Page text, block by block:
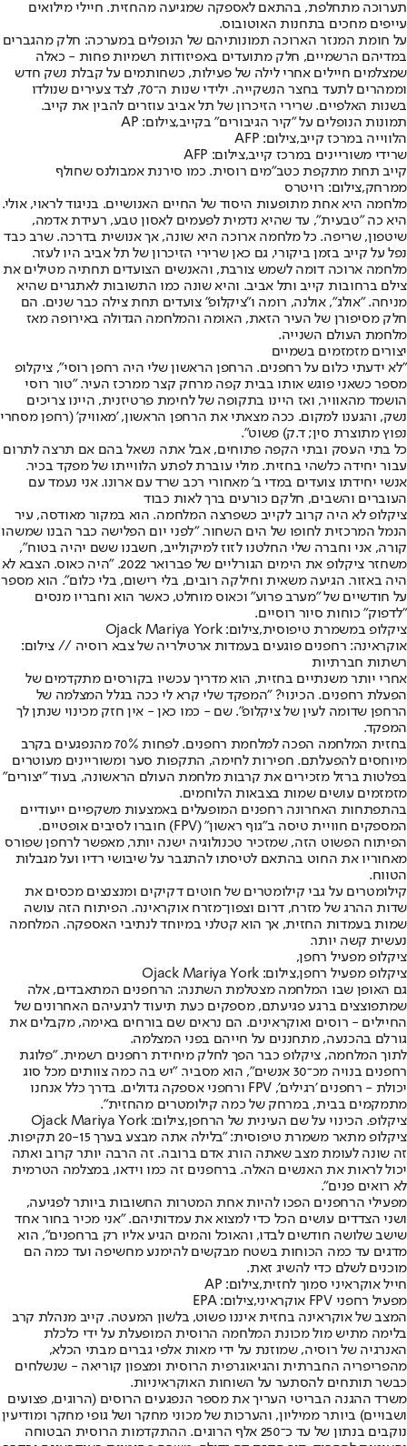
תערוכה מתחלפת, בהתאם לאספקה שמגיעה מהחזית. חיילי מילואים
עייפים מחכים בתחנות האוטובוס.
על חומת המנזר הארוכה תמונותיהם של הנופלים במערכה: חלק מהגברים
במדיהם הרשמיים, חלק מתועדים באפיזודות רשמיות פחות - כאלה
שמצלמים חיילים אחרי לילה של פעילות, כשחותמים על קבלת נשק חדש
וממהרים לתעד בחצר הנשקייה. ילידי שנות ה־70, לצד צעירים שנולדו
בשנות האלפיים. שרירי הזיכרון של תל אביב עוזרים להבין את קייב.
תמונות הנופלים על "קיר הגיבורים" בקייב,צילום: AP
הלווייה במרכז קייב,צילום: AFP
שרידי משוריינים במרכז קייב,צילום: AFP
קייב תחת מתקפת כטב"מים רוסית. כמו סירנת אמבולנס שחולף
ממרחק,צילום: רויטרס
מלחמה היא אחת מתופעות היסוד של החיים האנושיים. בניגוד לראוי, אולי.
היא כה "טבעית", עד שהיא נדמית לפעמים לאסון טבע, רעידת אדמה,
שיטפון, שריפה. כל מלחמה ארוכה היא שונה, אך אנושית בדרכה. שרב כבד
נפל על קייב בזמן ביקורי, גם כאן שרירי הזיכרון של תל אביב היו לעזר.
מלחמה ארוכה דומה לשמש צורבת, והאנשים הצועדים תחתיה מטילים את
צילם ברחובות קייב ותל אביב. והיא שונה כמו התשובות לאתגרים שהיא
מניחה. "אולג", אולנה, רומה ו"ציקלופ" צועדים תחת צילה כבר שנים. הם
חלק מסיפורן של העיר הזאת, האומה והמלחמה הגדולה באירופה מאז
מלחמת העולם השנייה.
יצורים מזמזמים בשמיים
"לא ידעתי כלום על רחפנים. הרחפן הראשון שלי היה רחפן רוסי", ציקלופ
מספר כשאני פוגש אותו בבית קפה מרחק קצר ממרכז העיר. "טור רוסי
הושמד מהאוויר, ואז היינו בתקופה של לחימת פרטיזנית, היינו צריכים
נשק, והגענו למקום. ככה מצאתי את הרחפן הראשון, 'מאוויק' (רחפן מסחרי
נפוץ מתוצרת סין; ד.ק) פשוט".
כל בתי העסק ובתי הקפה פתוחים, אבל אתה נשאל בהם אם תרצה לתרום
עבור יחידה כלשהי בחזית. מולי עוברת לפתע הלווייתו של מפקד בכיר.
אנשי יחידתו צועדים במדי ב' מאחורי רכב שרד עם ארונו. אני נעמד עם
העוברים והשבים, חלקם כורעים ברך לאות כבוד
ציקלופ לא היה קרוב לקייב כשפרצה המלחמה. הוא במקור מאודסה, עיר
הנמל המרכזית לחופו של הים השחור. "לפני יום הפלישה כבר הבנו שמשהו
קורה, אני וחברה שלי החלטנו לזוז למיקולייב, חשבנו ששם יהיה בטוח",
משחזר ציקלופ את הימים הגורליים של פברואר 2022. "היה כאוס. הצבא לא
היה באזור. הגיעה משאית וחילקה רובים, בלי רישום, בלי כלום". הוא מספר
על חודשיים של "מערב פרוע" וכאוס מוחלט, כאשר הוא וחבריו מנסים
"לדפוק" כוחות סיור רוסיים.
ציקלופ במשמרת טיפוסית,צילום: Ojack Mariya York
אוקראינה: רחפנים פוגעים בעמדות ארטילריה של צבא רוסיה // צילום:
רשתות חברתיות
אחרי יותר משנתיים בחזית, הוא מדריך עכשיו בקורסים מתקדמים של
הפעלת רחפנים. הכינוי? "המפקד שלי קרא לי ככה בגלל המצלמה של
הרחפן שדומה לעין של ציקלופ". שם - כמו כאן - אין חזק מכינוי שנתן לך
המפקד.
בחזית המלחמה הפכה למלחמת רחפנים. לפחות 70% מהנפגעים בקרב
מיוחסים להפעלתם. חפירות לחימה, התקפות סער ומשוריינים מעוטרים
בפלטות ברזל מזכירים את קרבות מלחמת העולם הראשונה, בעוד "יצורים"
מזמזמים עושים שמות בצבאות הלוחמים.
בהתפתחות האחרונה רחפנים המופעלים באמצעות משקפיים ייעודיים
המספקים חוויית טיסה ב"גוף ראשון" (FPV) חוברו לסיבים אופטיים.
הפיתוח הפשוט הזה, שמזכיר טכנולוגיה ישנה יותר, מאפשר לרחפן שפורס
מאחוריו את החוט בהתאם לטיסתו להתגבר על שיבושי רדיו ועל מגבלות
הטווח.
קילומטרים על גבי קילומטרים של חוטים דקיקים ומנצנצים מכסים את
שדות ההרג של מזרח, דרום וצפון־מזרח אוקראינה. הפיתוח הזה עושה
שמות בעמדות החזית, אך הוא קטלני במיוחד לנתיבי האספקה. המלחמה
נעשית קשה יותר.
ציקלופ מפעיל רחפן,
ציקלופ מפעיל רחפן,צילום: Ojack Mariya York
גם האופן שבו המלחמה מצטלמת השתנה: הרחפנים המתאבדים, אלה
שמתפוצצים ברגע פגיעתם, מספקים כעת תיעוד לרגעיהם האחרונים של
החיילים - רוסים ואוקראינים. הם נראים שם בורחים באימה, מקבלים את
גורלם בהכנעה, מתחננים על חייהם בפני המצלמה.
לתוך המלחמה, ציקלופ כבר הפך לחלק מיחידת רחפנים רשמית. "פלוגת
רחפנים בנויה מכ־30 אנשים", הוא מסביר. "יש בה כמה צוותים מכל סוג
יכולת - רחפנים 'רגילים', FPV ורחפני אספקה גדולים. בדרך כלל אנחנו
מתמקמים בבית, במרחק של כמה קילומטרים מהחזית".
ציקלופ. הכינוי על שם העינית של הרחפן,צילום: Ojack Mariya York
ציקלופ מתאר משמרת טיפוסית: "בלילה אתה מבצע בערך 20-15 תקיפות.
זה שונה לעומת מצב שאתה הורג אדם ברובה. זה הרבה יותר קרוב ואתה
יכול לראות את האנשים האלה. ברחפנים זה כמו וידאו, במצלמה הטרמית
לא רואים פנים".
מפעילי הרחפנים הפכו להיות אחת המטרות החשובות ביותר לפגיעה,
ושני הצדדים עושים הכל כדי למצוא את עמדותיהם. "אני מכיר בחור אחד
שישב שלושה חודשים לבדו, והאוכל והמים הגיע אליו רק ברחפנים", הוא
מדגים עד כמה הכוחות בשטח מבקשים להימנע מחשיפה ועד כמה הם
מוכנים לשלם כדי להשיג זאת.
חייל אוקראיני סמוך לחזית,צילום: AP
מפעיל רחפני FPV אוקראיני,צילום: EPA
המצב של אוקראינה בחזית איננו פשוט, בלשון המעטה. קייב מנהלת קרב
בלימה מתיש מול מכונת המלחמה הרוסית המופעלת על ידי כלכלת
האנרגיה של רוסיה, שמוזנת על ידי מאות אלפי גברים מבתי הכלא,
מהפריפריה החברתית והגיאוגרפית הרוסית ומצפון קוריאה - שנשלחים
כבשר תותחים להסתער על השוחות האוקראיניות.
משרד ההגנה הבריטי העריך את מספר הנפגעים הרוסים (הרוגים, פצועים
ושבויים) ביותר ממיליון, והערכות של מכוני מחקר ושל גופי מחקר ומודיעין
נוקבים בנתון של עד כ־250 אלף הרוגים. ההתקדמות הרוסית הבטוחה